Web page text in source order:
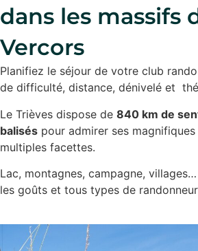
dans les massifs
Vercors
Planifiez le séjour de votre club
de difficulté, distance, dénivelé et
Le Trièves dispose de 840 km de
balisés pour admirer ses
multiples facettes.
Lac, montagnes, campagne,
les goûts et tous types de